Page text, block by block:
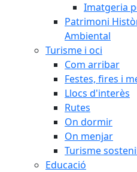
Imatgeria
Patrimoni
Ambiental
Turisme i oci
Com arribar
Festes, fires i
Llocs d'interès
Rutes
On dormir
On menjar
Turisme
Educació